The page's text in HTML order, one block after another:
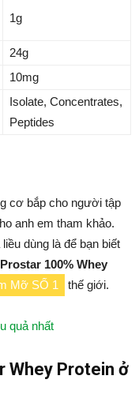
1g
24g
10mg
Isolate, Concentrates,
Peptides
cơ bắp cho người tập
anh em tham khảo.
dùng là để bạn biết
Prostar 100% Whey
Mỡ SỐ 1 thế giới.
quả nhất
Whey Protein ở